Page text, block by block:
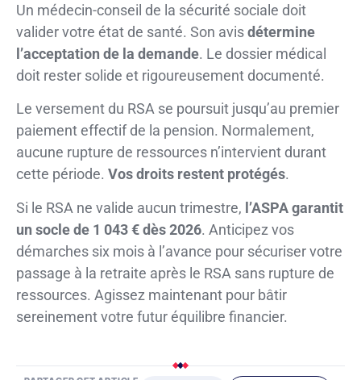
Un médecin-conseil de la sécurité sociale doit
valider votre état de santé. Son avisdétermine
l’acceptation de la demande. Le dossier médical
doit rester solide et rigoureusement documenté.
Le versement du RSA se poursuit jusqu’au premier
paiement effectif de la pension. Normalement,
aucune rupture de ressources n’intervient durant
cette période. Vos droits restent protégés.
Si le RSA ne valide aucun trimestre, l’ASPA garantit
un socle de 1 043 € dès 2026. Anticipez vos
démarches six mois à l’avance pour sécuriser votre
passage à la retraite après le RSA sans rupture de
ressources. Agissez maintenant pour bâtir
sereinement votre futur équilibre financier.